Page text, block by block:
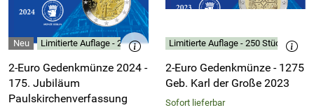
Limitierte Auflage - 250 Stück
2-Euro Gedenkmünze 2024 -
175. Jubiläum
Paulskirchenverfassung
Limitierte Auflage - 250 Stück
2-Euro Gedenkmünze - 1275
Geb. Karl der Große 2023
Sofort lieferbar